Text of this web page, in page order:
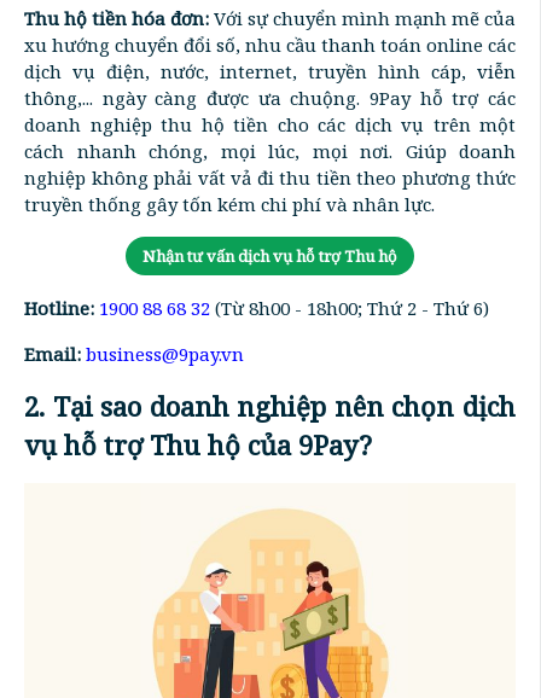
Thu hộ tiền hóa đơn: Với sự chuyển mình mạnh mẽ của
xu hướng chuyển đổi số, nhu cầu thanh toán online các
dịch vụ điện, nước, internet, truyền hình cáp, viễn
thông,... ngày càng được ưa chuộng. 9Pay hỗ trợ các
doanh nghiệp thu hộ tiền cho các dịch vụ trên một
cách nhanh chóng, mọi lúc, mọi nơi. Giúp doanh
nghiệp không phải vất vả đi thu tiền theo phương thức
truyền thống gây tốn kém chi phí và nhân lực.
Nhận tư vấn dịch vụ hỗ trợ Thu hộ
Hotline: 1900 88 68 32 (Từ 8h00 - 18h00; Thứ 2 - Thứ 6)
Email: business@9pay.vn
2. Tại sao doanh nghiệp nên chọn dịch
vụ hỗ trợ Thu hộ của 9Pay?